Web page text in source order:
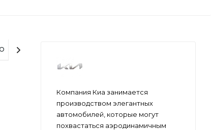
Компания Киа занимается
производством элегантных
автомобилей, которые могут
похвастаться аэродинамичным